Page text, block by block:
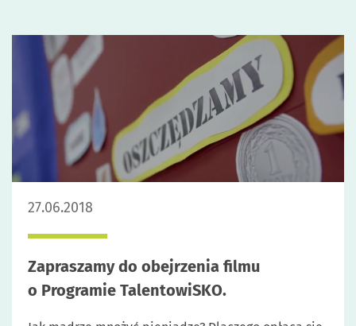
27.06.2018
Zapraszamy do obejrzenia filmu
o Programie TalentowiSKO.